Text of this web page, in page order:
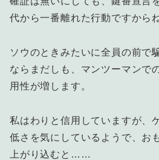
代から一番離れた行動ですから
ソウのときみたいに全員の前で
ならまだしも、マンツーマンで
用性が増します。
私はわりと信用していますが、
低さを気にしているようで、お
上がり込むと……